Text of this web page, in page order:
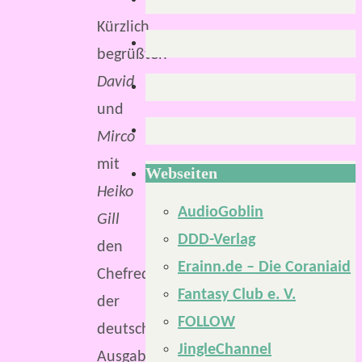
Kürzlich
begrüßten
David
und
Mirco
mit
Heiko
Gill
den
Chefredakteur
der
deutschsprachigen
Ausgabe
Webseiten
AudioGoblin
DDD-Verlag
Erainn.de – Die Coraniaid
Fantasy Club e. V.
FOLLOW
JingleChannel